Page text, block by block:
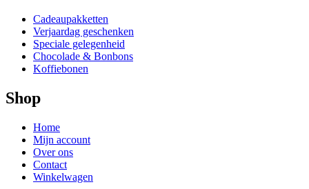
Cadeaupakketten
Verjaardag geschenken
Speciale gelegenheid
Chocolade & Bonbons
Koffiebonen
Shop
Home
Mijn account
Over ons
Contact
Winkelwagen